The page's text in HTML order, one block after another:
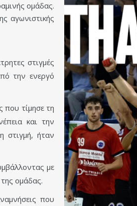
ομάδας.
αγωνιστικής
στιγμές
την ενεργό
τίμησε τη
και την
στιγμή, ήταν
με
ομάδας.
που